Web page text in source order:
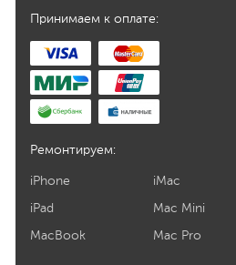
Принимаем к оплате:
Ремонтируем:
iPhone
iPad
MacBook
iMac
Mac Mini
Mac Pro